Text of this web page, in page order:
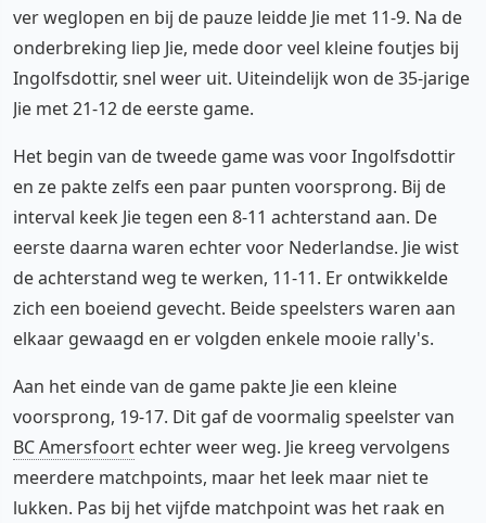
ver weglopen en bij de pauze leidde Jie met 11-9. Na de
onderbreking liep Jie, mede door veel kleine foutjes bij
Ingolfsdottir, snel weer uit. Uiteindelijk won de 35-jarige
Jie met 21-12 de eerste game.
Het begin van de tweede game was voor Ingolfsdottir
en ze pakte zelfs een paar punten voorsprong. Bij de
interval keek Jie tegen een 8-11 achterstand aan. De
eerste daarna waren echter voor Nederlandse. Jie wist
de achterstand weg te werken, 11-11. Er ontwikkelde
zich een boeiend gevecht. Beide speelsters waren aan
elkaar gewaagd en er volgden enkele mooie rally's.
Aan het einde van de game pakte Jie een kleine
voorsprong, 19-17. Dit gaf de voormalig speelster van
BC Amersfoort echter weer weg. Jie kreeg vervolgens
meerdere matchpoints, maar het leek maar niet te
lukken. Pas bij het vijfde matchpoint was het raak en